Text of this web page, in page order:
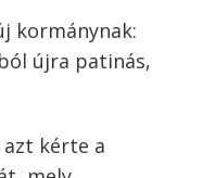
kormánynak:
újra patinás,
kérte a